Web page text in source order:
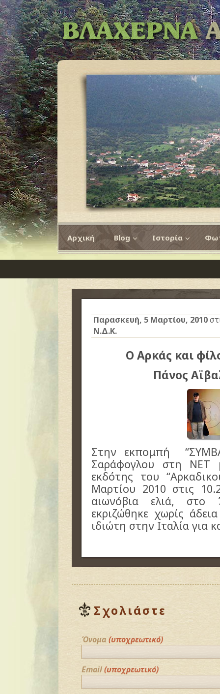
Αρχική Blog Ιστορία
Παρασκευή, 5 Μαρτίου, 2010
Ν.Δ.Κ.
Ο Αρκάς και
Πάνος
Στην εκπομπή
Σαράφογλου στη ΝΕΤ
εκδότης του
Μαρτίου 2010 στις
αιωνόβια ελιά, στο
εκριζώθηκε χωρίς
ιδιώτη στην Ιταλία για
Σχολιάστε
Όνομα (υποχρεωτικό)
Email(υποχρεωτικό)